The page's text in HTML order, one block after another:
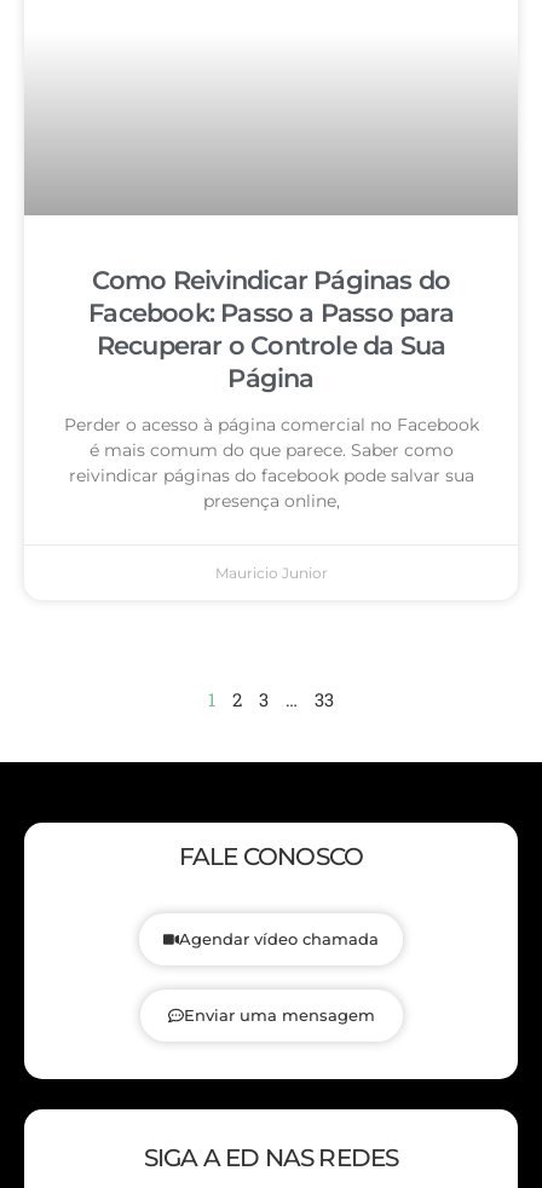
Como Reivindicar Páginas do
Facebook: Passo a Passo para
Recuperar o Controle da Sua
Página
Perder o acesso à página comercial no Facebook
é mais comum do que parece. Saber como
reivindicar páginas do facebook pode salvar sua
presença online,
Mauricio Junior
1 2 3 … 33
FALE CONOSCO
Agendar vídeo chamada
Enviar uma mensagem
SIGA A ED NAS REDES